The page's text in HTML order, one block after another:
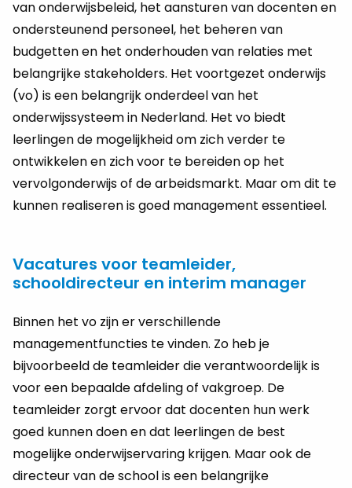
van onderwijsbeleid, het aansturen van docenten en
ondersteunend personeel, het beheren van
budgetten en het onderhouden van relaties met
belangrijke stakeholders. Het voortgezet onderwijs
(vo) is een belangrijk onderdeel van het
onderwijssysteem in Nederland. Het vo biedt
leerlingen de mogelijkheid om zich verder te
ontwikkelen en zich voor te bereiden op het
vervolgonderwijs of de arbeidsmarkt. Maar om dit te
kunnen realiseren is goed management essentieel.
Vacatures voor teamleider,
schooldirecteur en interim manager
Binnen het vo zijn er verschillende
managementfuncties te vinden. Zo heb je
bijvoorbeeld de teamleider die verantwoordelijk is
voor een bepaalde afdeling of vakgroep. De
teamleider zorgt ervoor dat docenten hun werk
goed kunnen doen en dat leerlingen de best
mogelijke onderwijservaring krijgen. Maar ook de
directeur van de school is een belangrijke